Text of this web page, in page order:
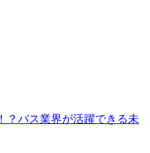
？バス業界が活躍できる未